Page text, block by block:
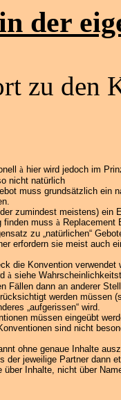
der
zu den
à hier wird jedoch im
nicht natürlich
muss grundsätzlich ein
zumindest meistens) ein
finden muss à Replacement
zu „natürlichen“
erfordern sie meist auch
die Konvention verwendet
à siehe
Fällen dann an anderer
werden müssen
„aufgerissen“ wird.
müssen eingeübt
sind nicht
ohne genaue Inhalte
der jeweilige Partner dann
über Inhalte, nicht über